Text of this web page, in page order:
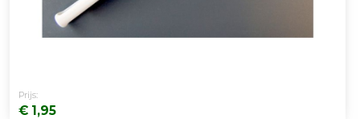
Prijs:
€ 1,95